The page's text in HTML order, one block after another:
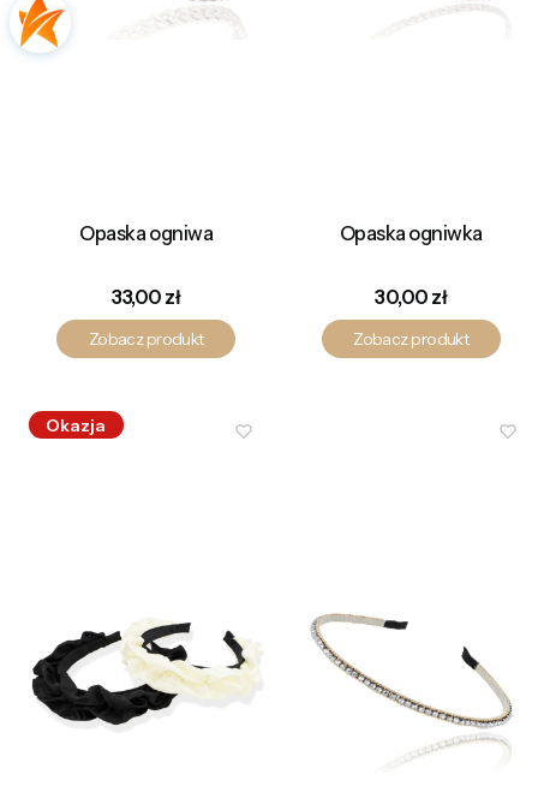
Opaska ogniwa
Cena
33,00 zł
Zobacz produkt
Opaska ogniwka
Cena
30,00 zł
Zobacz produkt
Okazja